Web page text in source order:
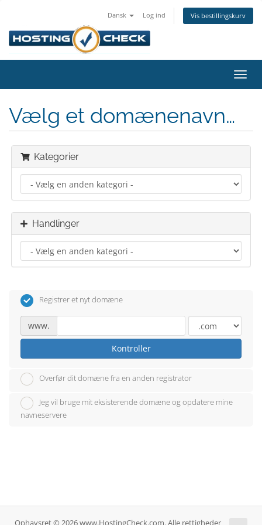
Dansk Log ind Vis bestillingskurv
Skift
Vælg et domænenavn…
Kategorier
Handlinger
Registrer et nyt domæne
www.
Kontroller
Overfør dit domæne fra en anden registrator
Jeg vil bruge mit eksisterende domæne og opdatere mine
navneservere
Ophavsret © 2026 www.HostingCheck.com. Alle rettigheder